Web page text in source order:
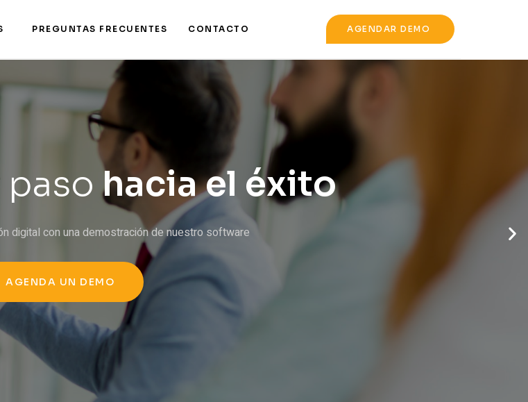
PREGUNTAS FRECUENTES CONTACTO AGENDAR DEMO
digital en la
maquiladora
software eficientes y fáciles de usar
CONÓCENOS